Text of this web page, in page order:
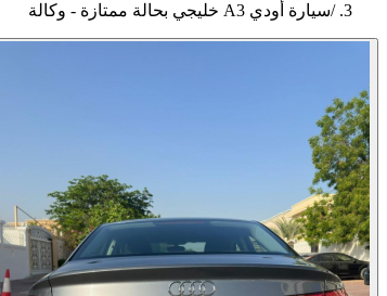
/سيارة أودي A3 خليجي بحالة ممتازة - وكالة